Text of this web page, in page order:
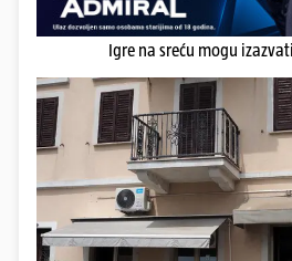
Igre na sreću mogu